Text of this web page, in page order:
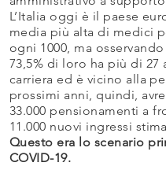
L’Italia oggi è il paese
media più alta di medici
ogni 1000, ma
73,5% di loro ha più di 27
carriera ed è vicino alla
prossimi anni, quindi,
33.000 pensionamenti a
11.000 nuovi ingressi
Questo era lo scenario
COVID-19.